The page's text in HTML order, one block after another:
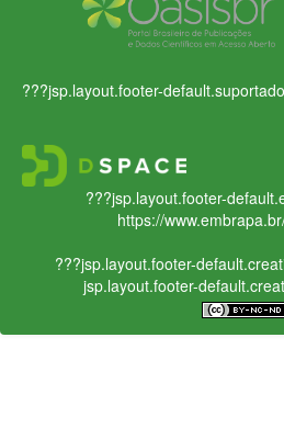
???jsp.layout.footer-
???jsp.layout.footer-
https://
???jsp.layout.footer-
jsp.layout.footer-